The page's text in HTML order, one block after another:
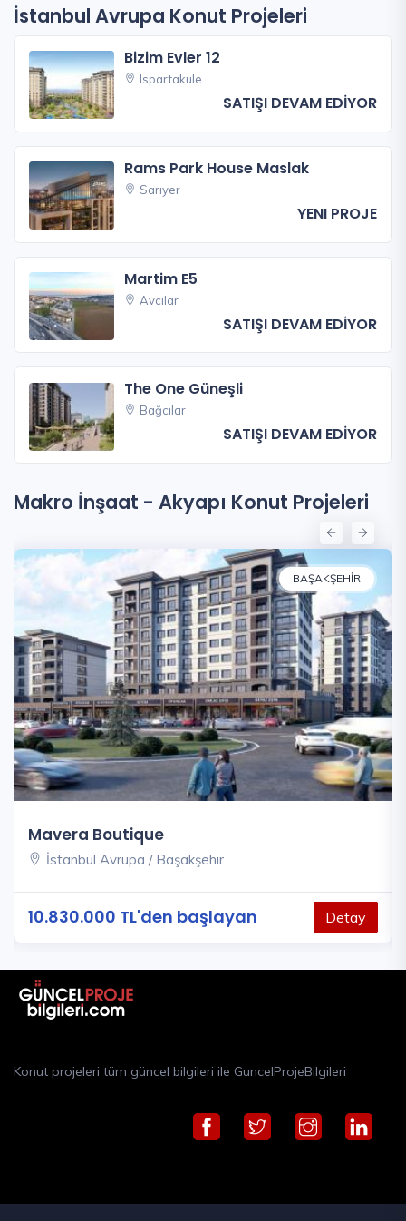
İstanbul Avrupa Konut Projeleri
Bizim Evler 12
Ispartakule
SATIŞI DEVAM EDİYOR
Rams Park House Maslak
Sarıyer
YENI PROJE
Martim E5
Avcılar
SATIŞI DEVAM EDİYOR
The One Güneşli
Bağcılar
SATIŞI DEVAM EDİYOR
Makro İnşaat - Akyapı Konut Projeleri
BAŞAKŞEHIR
Mavera Boutique
İstanbul Avrupa / Başakşehir
10.830.000 TL'den başlayan Detay
Konut projeleri tüm güncel bilgileri ile GuncelProjeBilgileri